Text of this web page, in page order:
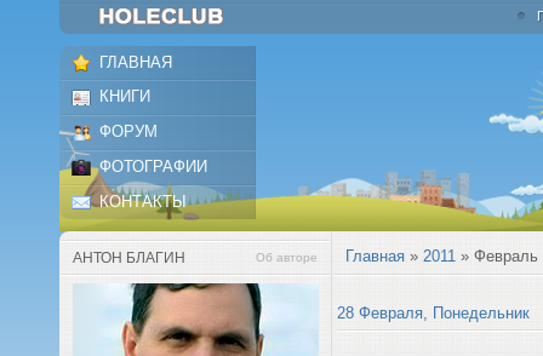
ГЛАВНАЯ
КНИГИ
ФОРУМ
ФОТОГРАФИИ
КОНТАКТЫ
АНТОН БЛАГИН Об авторе Главная » 2011 » Февраль
28 Февраля, Понедельник